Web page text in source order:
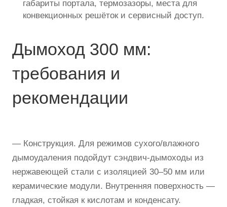
габариты портала, термозазоры, места для
конвекционных решёток и сервисный доступ.
Дымоход 300 мм:
требования и
рекомендации
— Конструкция. Для режимов сухого/влажного
дымоудаления подойдут сэндвич-дымоходы из
нержавеющей стали с изоляцией 30–50 мм или
керамические модули. Внутренняя поверхность —
гладкая, стойкая к кислотам и конденсату.